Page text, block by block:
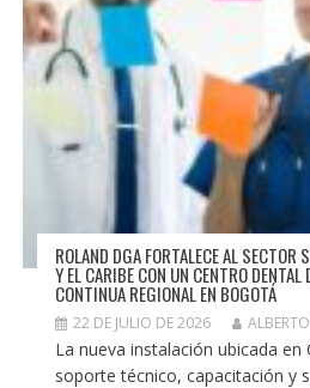
ROLAND DGA FORTALECE AL SECTOR
Y EL CARIBE CON UN CENTRO DENTAL
CONTINUA REGIONAL EN BOGOTÁ
22 DE JULIO DE 2026
La nueva instalación ubicada en
soporte técnico, capacitación y